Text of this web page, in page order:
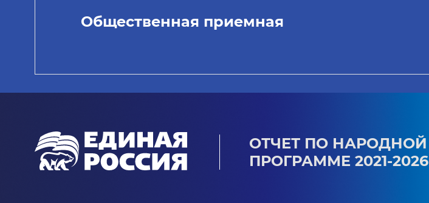
Общественная приемная
ОТЧЕТ ПО НАРОДНОЙ
ПРОГРАММЕ 2021-2026